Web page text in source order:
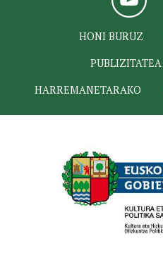
HONI BURUZ
PUBLIZITATEA
HARREMANETARAKO